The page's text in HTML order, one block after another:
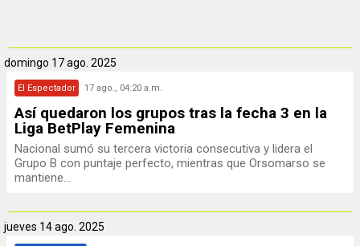
domingo 17 ago. 2025
El Espectador 17 ago., 04:20 a.m.
Así quedaron los grupos tras la fecha 3 en la
Liga BetPlay Femenina
Nacional sumó su tercera victoria consecutiva y lidera el
Grupo B con puntaje perfecto, mientras que Orsomarso se
mantiene...
jueves 14 ago. 2025